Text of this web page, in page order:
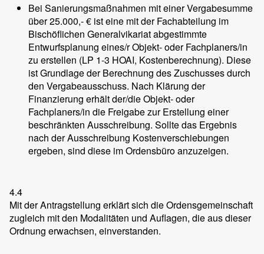
Bei Sanierungsmaßnahmen mit einer Vergabesumme
über 25.000,- € ist eine mit der Fachabteilung im
Bischöflichen Generalvikariat abgestimmte
Entwurfsplanung eines/r Objekt- oder Fachplaners/in
zu erstellen (LP 1-3 HOAI, Kostenberechnung). Diese
ist Grundlage der Berechnung des Zuschusses durch
den Vergabeausschuss. Nach Klärung der
Finanzierung erhält der/die Objekt- oder
Fachplaners/in die Freigabe zur Erstellung einer
beschränkten Ausschreibung. Sollte das Ergebnis
nach der Ausschreibung Kostenverschiebungen
ergeben, sind diese im Ordensbüro anzuzeigen.
4.4
Mit der Antragstellung erklärt sich die Ordensgemeinschaft
zugleich mit den Modalitäten und Auflagen, die aus dieser
Ordnung erwachsen, einverstanden.